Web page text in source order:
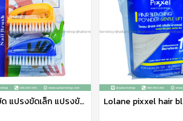
แปรงขัด แปรงขัดเล็ก แปรงขัดเล็บ แปรงทำความสะอาดแปรงขัดอเนกประสงค์ 1แพ็ค2ชิ้น คละสี